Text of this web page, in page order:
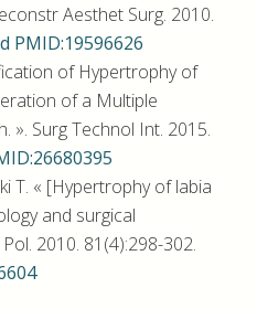
Aesthet Surg. 2010.
PMID:19596626
of Hypertrophy of
of a Multiple
». Surg Technol Int. 2015.
T. « [Hypertrophy of labia
and surgical
2010. 81(4):298-302.